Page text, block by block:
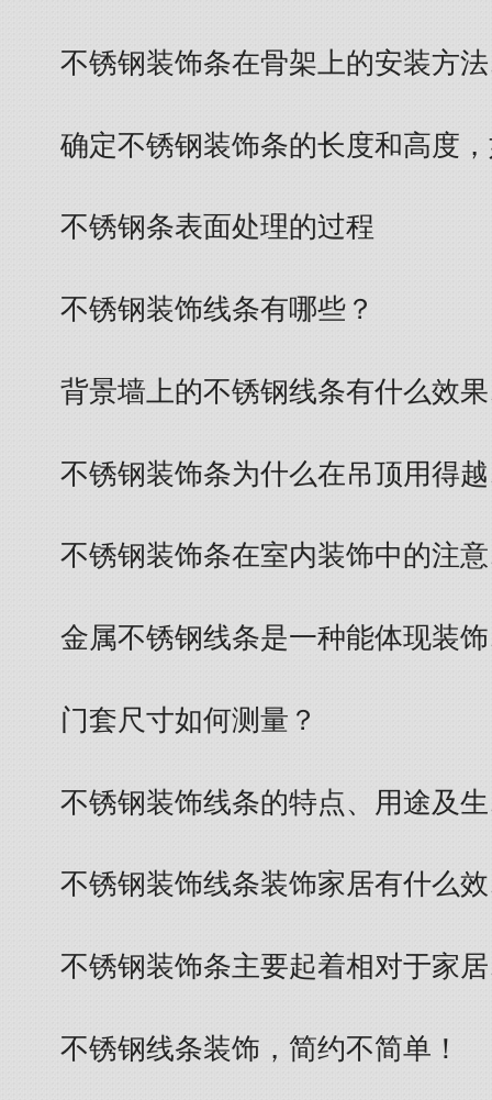
不锈钢装饰条在骨架上的安装方
确定不锈钢装饰条的长度和高度
不锈钢条表面处理的过程
不锈钢装饰线条有哪些？
背景墙上的不锈钢线条有什么效
不锈钢装饰条为什么在吊顶用得
不锈钢装饰条在室内装饰中的注
金属不锈钢线条是一种能体现装
门套尺寸如何测量？
不锈钢装饰线条的特点、用途及
不锈钢装饰线条装饰家居有什么
不锈钢装饰条主要起着相对于家
不锈钢线条装饰，简约不简单！